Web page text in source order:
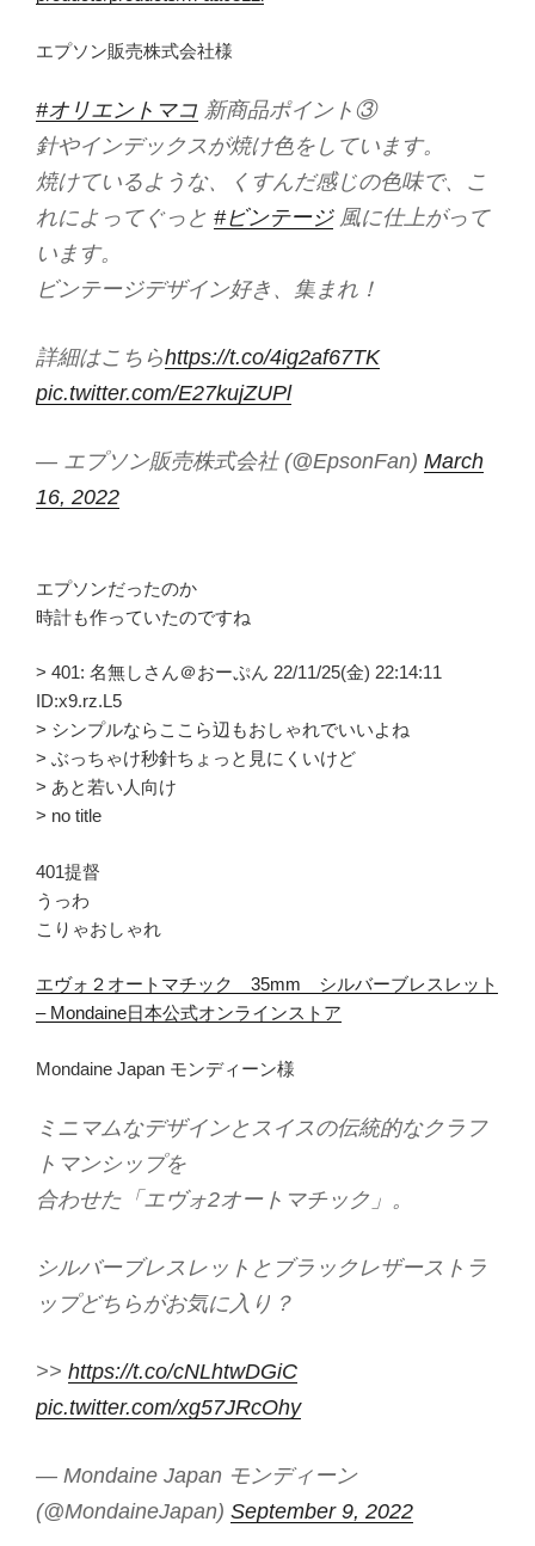
エプソン販売株式会社様
#オリエントマコ 新商品ポイント③
針やインデックスが焼け色をしています。
焼けているような、くすんだ感じの色味で、こ
れによってぐっと #ビンテージ風に仕上がって
います。
ビンテージデザイン好き、集まれ！
詳細はこちらhttps://t.co/4ig2af67TK
pic.twitter.com/E27kujZUPl
— エプソン販売株式会社 (@EpsonFan) March
16, 2022
エプソンだったのか
時計も作っていたのですね
> 401: 名無しさん＠おーぷん 22/11/25(金) 22:14:11
ID:x9.rz.L5
> シンプルならここら辺もおしゃれでいいよね
> ぶっちゃけ秒針ちょっと見にくいけど
> あと若い人向け
> no title
401提督
うっわ
こりゃおしゃれ
エヴォ２オートマチック 35mm シルバーブレスレット
– Mondaine日本公式オンラインストア
Mondaine Japan モンディーン様
ミニマムなデザインとスイスの伝統的なクラフ
トマンシップを
合わせた「エヴォ2オートマチック」。
シルバーブレスレットとブラックレザーストラ
ップどちらがお気に入り？
>> https://t.co/cNLhtwDGiC
pic.twitter.com/xg57JRcOhy
— Mondaine Japan モンディーン
(@MondaineJapan) September 9, 2022